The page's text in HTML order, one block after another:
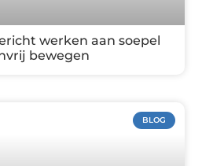
werken aan soepel
bewegen
BLOG